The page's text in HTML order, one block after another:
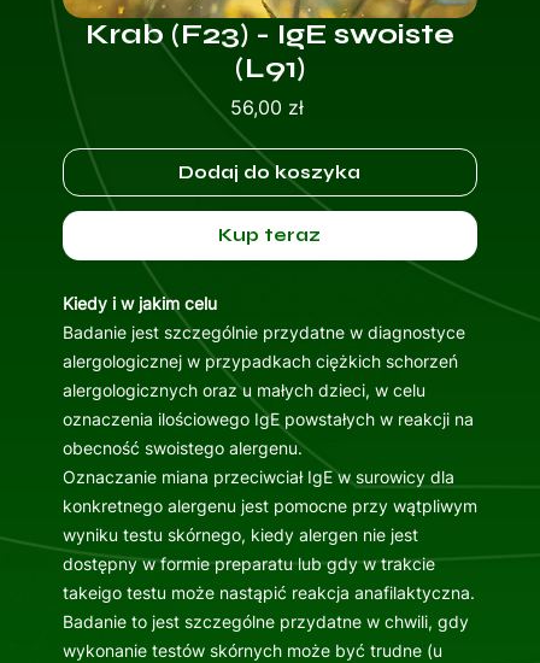
Krab (F23) - IgE swoiste
(L91)
56,00 złCena
Dodaj do koszyka
Kup teraz
Kiedy i w jakim celu
Badanie jest szczególnie przydatne w diagnostyce
alergologicznej w przypadkach ciężkich schorzeń
alergologicznych oraz u małych dzieci, w celu
oznaczenia ilościowego IgE powstałych w reakcji na
obecność swoistego alergenu.
Oznaczanie miana przeciwciał IgE w surowicy dla
konkretnego alergenu jest pomocne przy wątpliwym
wyniku testu skórnego, kiedy alergen nie jest
dostępny w formie preparatu lub gdy w trakcie
takeigo testu może nastąpić reakcja anafilaktyczna.
Badanie to jest szczególne przydatne w chwili, gdy
wykonanie testów skórnych może być trudne (u